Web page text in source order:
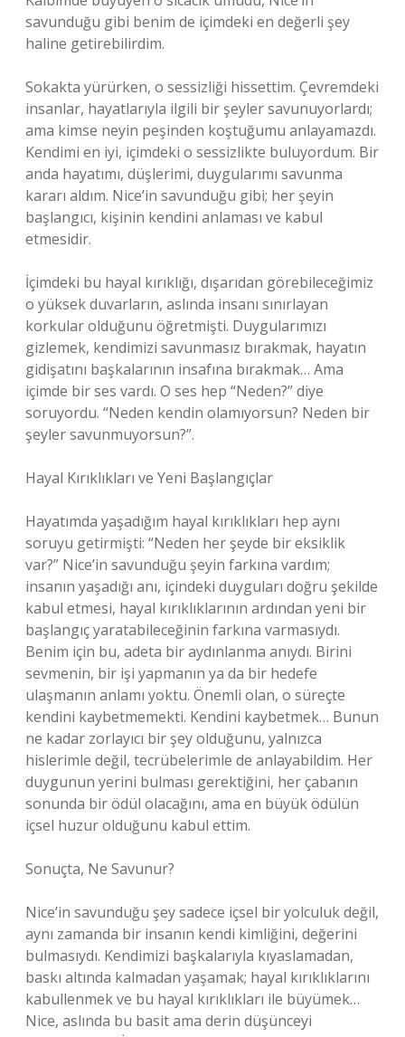
savunduğu gibi benim de içimdeki en değerli şey
haline getirebilirdim.
Sokakta yürürken, o sessizliği hissettim. Çevremdeki
insanlar, hayatlarıyla ilgili bir şeyler savunuyorlardı;
ama kimse neyin peşinden koştuğumu anlayamazdı.
Kendimi en iyi, içimdeki o sessizlikte buluyordum. Bir
anda hayatımı, düşlerimi, duygularımı savunma
kararı aldım. Nice’in savunduğu gibi; her şeyin
başlangıcı, kişinin kendini anlaması ve kabul
etmesidir.
İçimdeki bu hayal kırıklığı, dışarıdan görebileceğimiz
o yüksek duvarların, aslında insanı sınırlayan
korkular olduğunu öğretmişti. Duygularımızı
gizlemek, kendimizi savunmasız bırakmak, hayatın
gidişatını başkalarının insafına bırakmak… Ama
içimde bir ses vardı. O ses hep “Neden?” diye
soruyordu. “Neden kendin olamıyorsun? Neden bir
şeyler savunmuyorsun?”.
Hayal Kırıklıkları ve Yeni Başlangıçlar
Hayatımda yaşadığım hayal kırıklıkları hep aynı
soruyu getirmişti: “Neden her şeyde bir eksiklik
var?” Nice’in savunduğu şeyin farkına vardım;
insanın yaşadığı anı, içindeki duyguları doğru şekilde
kabul etmesi, hayal kırıklıklarının ardından yeni bir
başlangıç yaratabileceğinin farkına varmasıydı.
Benim için bu, adeta bir aydınlanma anıydı. Birini
sevmenin, bir işi yapmanın ya da bir hedefe
ulaşmanın anlamı yoktu. Önemli olan, o süreçte
kendini kaybetmemekti. Kendini kaybetmek… Bunun
ne kadar zorlayıcı bir şey olduğunu, yalnızca
hislerimle değil, tecrübelerimle de anlayabildim. Her
duygunun yerini bulması gerektiğini, her çabanın
sonunda bir ödül olacağını, ama en büyük ödülün
içsel huzur olduğunu kabul ettim.
Sonuçta, Ne Savunur?
Nice’in savunduğu şey sadece içsel bir yolculuk değil,
aynı zamanda bir insanın kendi kimliğini, değerini
bulmasıydı. Kendimizi başkalarıyla kıyaslamadan,
baskı altında kalmadan yaşamak; hayal kırıklıklarını
kabullenmek ve bu hayal kırıklıkları ile büyümek…
Nice, aslında bu basit ama derin düşünceyi